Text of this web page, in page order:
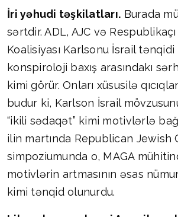
İri yəhudi təşkilatları. Burada
sərtdir. ADL, AJC və
Koalisiyası Karlsonu İsrail
konspiroloji baxış arasındakı
kimi görür. Onları xüsusilə
budur ki, Karlson İsrail
“ikili sədaqət” kimi motivlərlə
ilin martında Republican Jewish
simpoziumunda o, MAGA
motivlərin artmasının əsas
kimi tənqid olunurdu.